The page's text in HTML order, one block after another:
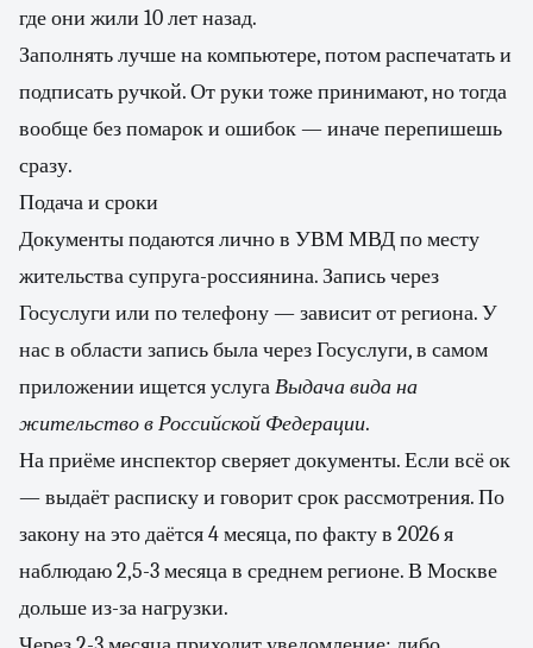
где они жили 10 лет назад.
Заполнять лучше на компьютере, потом распечатать и
подписать ручкой. От руки тоже принимают, но тогда
вообще без помарок и ошибок — иначе перепишешь
сразу.
Подача и сроки
Документы подаются лично в УВМ МВД по месту
жительства супруга-россиянина. Запись через
Госуслуги или по телефону — зависит от региона. У
нас в области запись была через Госуслуги, в самом
приложении ищется услугаВыдача вида на
жительство в Российской Федерации.
На приёме инспектор сверяет документы. Если всё ок
— выдаёт расписку и говорит срок рассмотрения. По
закону на это даётся 4 месяца, по факту в 2026 я
наблюдаю 2,5-3 месяца в среднем регионе. В Москве
дольше из-за нагрузки.